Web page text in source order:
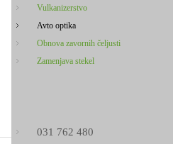
Vulkanizerstvo
Avto optika
Obnova zavornih čeljusti
Zamenjava stekel
031 762 480